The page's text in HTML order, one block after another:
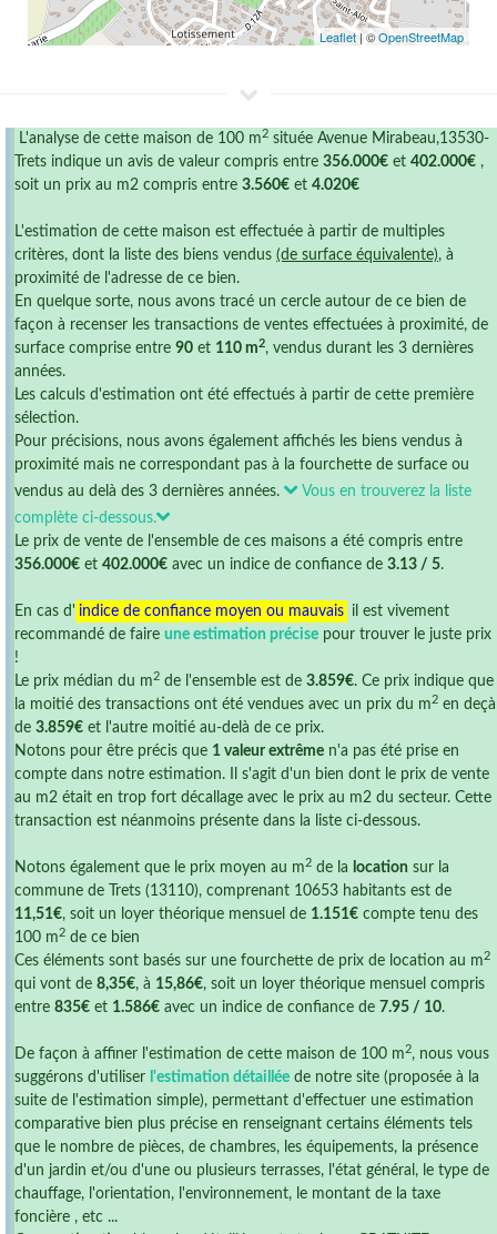
Leaflet| ©OpenStreetMap
L'analyse de cette maison de 100 m 2 située Avenue Mirabeau,13530-
Trets indique un avis de valeur compris entre 356.000€ et 402.000€ ,
soit un prix au m2 compris entre 3.560€ et 4.020€
L'estimation de cette maison est effectuée à partir de multiples
critères, dont la liste des biens vendus (de surface équivalente), à
proximité de l'adresse de ce bien.
En quelque sorte, nous avons tracé un cercle autour de ce bien de
façon à recenser les transactions de ventes effectuées à proximité, de
surface comprise entre 90 et 110 m2, vendus durant les 3 dernières
années.
Les calculs d'estimation ont été effectués à partir de cette première
sélection.
Pour précisions, nous avons également affichés les biens vendus à
proximité mais ne correspondant pas à la fourchette de surface ou
vendus au delà des 3 dernières années.
Vous en trouverez la liste
complète ci-dessous.
Le prix de vente de l'ensemble de ces maisons a été compris entre
356.000€ et 402.000€ avec un indice de confiance de 3.13 / 5.
En cas d' indice de confiance moyen ou mauvais il est vivement
recommandé de faire une estimation précise pour trouver le juste prix
!
Le prix médian du m 2 de l'ensemble est de 3.859€. Ce prix indique que
la moitié des transactions ont été vendues avec un prix du m 2 en deçà
de 3.859€ et l'autre moitié au-delà de ce prix.
Notons pour être précis que 1 valeur extrême n'a pas été prise en
compte dans notre estimation. Il s'agit d'un bien dont le prix de vente
au m2 était en trop fort décallage avec le prix au m2 du secteur. Cette
transaction est néanmoins présente dans la liste ci-dessous.
Notons également que le prix moyen au m 2 de la location sur la
commune de Trets (13110), comprenant 10653 habitants est de
11,51€, soit un loyer théorique mensuel de 1.151€ compte tenu des
100 m 2 de ce bien
Ces éléments sont basés sur une fourchette de prix de location au m 2
qui vont de 8,35€, à 15,86€, soit un loyer théorique mensuel compris
entre 835€ et 1.586€ avec un indice de confiance de 7.95 / 10.
De façon à affiner l'estimation de cette maison de 100 m 2, nous vous
suggérons d'utiliser l'estimation détaillée de notre site (proposée à la
suite de l'estimation simple), permettant d'effectuer une estimation
comparative bien plus précise en renseignant certains éléments tels
que le nombre de pièces, de chambres, les équipements, la présence
d'un jardin et/ou d'une ou plusieurs terrasses, l'état général, le type de
chauffage, l'orientation, l'environnement, le montant de la taxe
foncière , etc ...